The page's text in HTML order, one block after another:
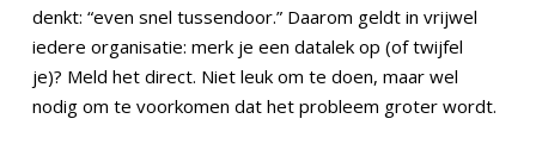
denkt: “even snel tussendoor.” Daarom geldt in vrijwel
iedere organisatie: merk je een datalek op (of twijfel
je)? Meld het direct. Niet leuk om te doen, maar wel
nodig om te voorkomen dat het probleem groter wordt.